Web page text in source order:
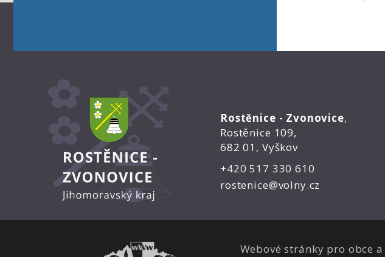
Rostěnice - Zvonovice,
Rostěnice 109,
682 01, Vyškov
+420 517 330 610
rostenice@volny.cz
Webové stránky pro obce